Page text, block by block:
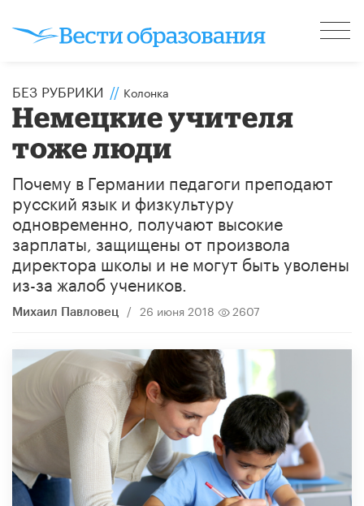
БЕЗ РУБРИКИ // Колонка
Немецкие учителя
тоже люди
Почему в Германии педагоги преподают
русский язык и физкультуру
одновременно, получают высокие
зарплаты, защищены от произвола
директора школы и не могут быть уволены
из-за жалоб учеников.
Михаил Павловец / 26 июня 2018 2607